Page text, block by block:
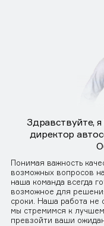
Здравствуйте,
директор
Понимая важность
возможных вопросов
наша команда всегда
возможное для
сроки. Наша работа не
мы стремимся к
превзойти ваши